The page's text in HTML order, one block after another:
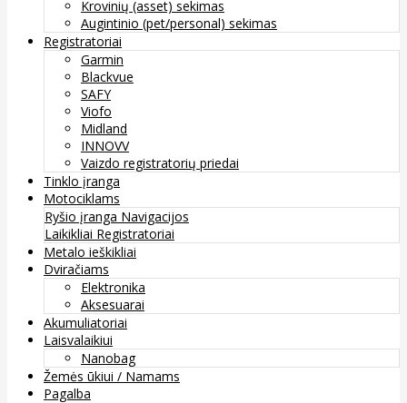
Krovinių (asset) sekimas
Augintinio (pet/personal) sekimas
Registratoriai
Garmin
Blackvue
SAFY
Viofo
Midland
INNOVV
Vaizdo registratorių priedai
Tinklo įranga
Motociklams
Ryšio įranga Navigacijos
Laikikliai Registratoriai
Metalo ieškikliai
Dviračiams
Elektronika
Aksesuarai
Akumuliatoriai
Laisvalaikiui
Nanobag
Žemės ūkiui / Namams
Pagalba